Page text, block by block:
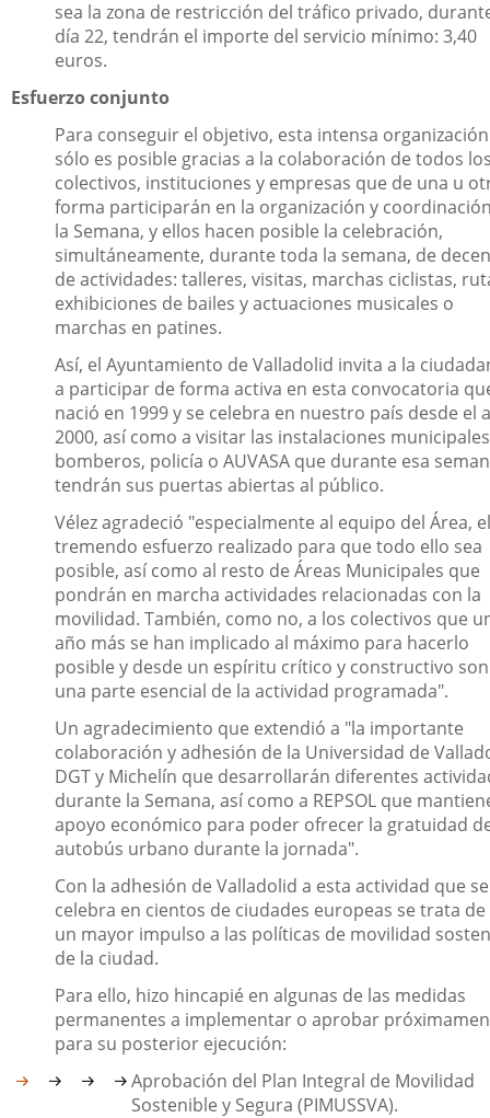
sea la zona de restricción del tráfico privado,
día 22, tendrán el importe del servicio mínimo: 3,40
euros.
Esfuerzo conjunto
Para conseguir el objetivo, esta intensa organización
sólo es posible gracias a la colaboración de todos
colectivos, instituciones y empresas que de una u
forma participarán en la organización y
la Semana, y ellos hacen posible la celebración,
simultáneamente, durante toda la semana, de
de actividades: talleres, visitas, marchas ciclistas,
exhibiciones de bailes y actuaciones musicales o
marchas en patines.
Así, el Ayuntamiento de Valladolid invita a la
a participar de forma activa en esta convocatoria
nació en 1999 y se celebra en nuestro país desde el
2000, así como a visitar las instalaciones
bomberos, policía o AUVASA que durante esa
tendrán sus puertas abiertas al público.
Vélez agradeció "especialmente al equipo del Área, el
tremendo esfuerzo realizado para que todo ello sea
posible, así como al resto de Áreas Municipales que
pondrán en marcha actividades relacionadas con la
movilidad. También, como no, a los colectivos que
año más se han implicado al máximo para hacerlo
posible y desde un espíritu crítico y constructivo son
una parte esencial de la actividad programada".
Un agradecimiento que extendió a "la importante
colaboración y adhesión de la Universidad de
DGT y Michelín que desarrollarán diferentes
durante la Semana, así como a REPSOL que
apoyo económico para poder ofrecer la gratuidad
autobús urbano durante la jornada".
Con la adhesión de Valladolid a esta actividad que se
celebra en cientos de ciudades europeas se trata
un mayor impulso a las políticas de movilidad
de la ciudad.
Para ello, hizo hincapié en algunas de las medidas
permanentes a implementar o aprobar
para su posterior ejecución:
Aprobación del Plan Integral de Movilidad
Sostenible y Segura (PIMUSSVA).